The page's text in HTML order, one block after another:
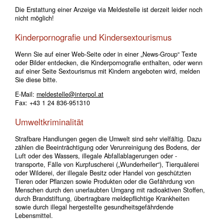
Die Erstattung einer Anzeige via Meldestelle ist derzeit leider noch
nicht möglich!
Kinderpornografie und Kindersextourismus
Wenn Sie auf einer Web-Seite oder in einer „News-Group“ Texte
oder Bilder entdecken, die Kinderpornografie enthalten, oder wenn
auf einer Seite Sextourismus mit Kindern angeboten wird, melden
Sie diese bitte.
E-Mail: meldestelle@interpol.at
Fax: +43 1 24 836-951310
Umweltkriminalität
Strafbare Handlungen gegen die Umwelt sind sehr vielfältig. Dazu
zählen die Beeinträchtigung oder Verunreinigung des Bodens, der
Luft oder des Wassers, illegale Abfallablagerungen oder -
transporte, Fälle von Kurpfuscherei („Wunderheiler“), Tierquälerei
oder Wilderei, der illegale Besitz oder Handel von geschützten
Tieren oder Pflanzen sowie Produkten oder die Gefährdung von
Menschen durch den unerlaubten Umgang mit radioaktiven Stoffen,
durch Brandstiftung, übertragbare meldepflichtige Krankheiten
sowie durch illegal hergestellte gesundheitsgefährdende
Lebensmittel.